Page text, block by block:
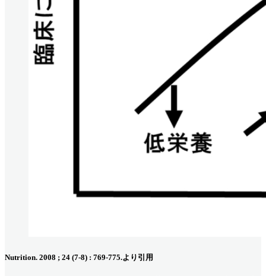
Nutrition. 2008 ; 24 (7-8) : 769-775.より引用